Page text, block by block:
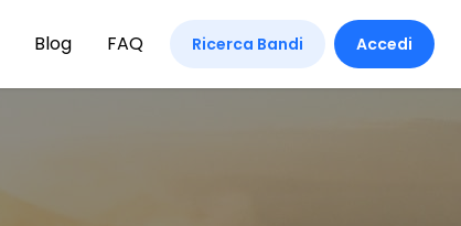
Blog FAQ Ricerca Bandi Accedi